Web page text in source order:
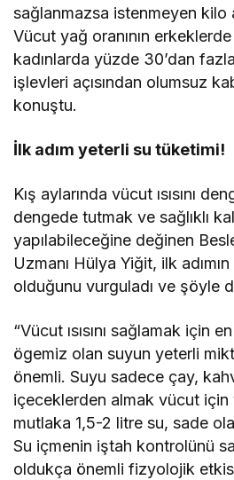
sağlanmazsa istenmeyen kilo
Vücut yağ oranının
kadınlarda yüzde 30’dan
işlevleri açısından olumsuz
konuştu.
İlk adım yeterli su tüketimi!
Kış aylarında vücut ısısını
dengede tutmak ve sağlıklı
yapılabileceğine değinen
Uzmanı Hülya Yiğit, ilk
olduğunu vurguladı ve şöyle
“Vücut ısısını sağlamak için
ögemiz olan suyun yeterli
önemli. Suyu sadece çay,
içeceklerden almak vücut
mutlaka 1,5-2 litre su, sade
Su içmenin iştah kontrolünü
oldukça önemli fizyolojik